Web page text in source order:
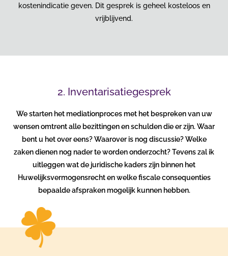
kostenindicatie geven. Dit gesprek is geheel kosteloos en
vrijblijvend.
2. Inventarisatiegesprek
We starten het mediationproces met het bespreken van uw
wensen omtrent alle bezittingen en schulden die er zijn. Waar
bent u het over eens? Waarover is nog discussie? Welke
zaken dienen nog nader te worden onderzocht? Tevens zal ik
uitleggen wat de juridische kaders zijn binnen het
Huwelijksvermogensrecht en welke fiscale consequenties
bepaalde afspraken mogelijk kunnen hebben.